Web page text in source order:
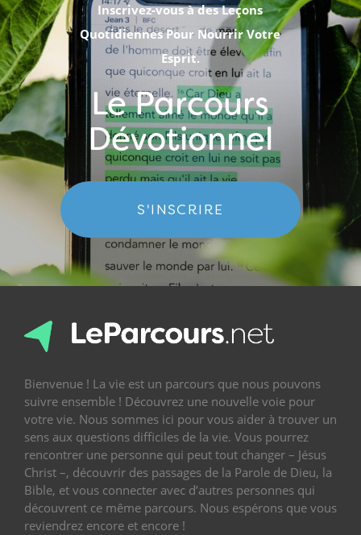
Inscrivez-vous à des Leçons
Quotidiennes Pour Nourrir Votre
Esprit.
Le Parcours
Dévotionnel
S'INSCRIRE
Bienvenue ! La vie est un parcours que nous pouvons
suivre ensemble ! Découvrez une nouvelle voie pour
votre vie. Nous sommes ici pour vous aider à trouver un
sens aux questions difficiles de la vie. Vous pourrez
rencontrer une personne qui peut tout changer – Jésus
Christ –, découvrir des passages de la Parole de Dieu, la
Bible, et vous connecter avec d’autres personnes qui
découvrent ce même parcours. Nous espérons que vous
reviendrez encore et encore !